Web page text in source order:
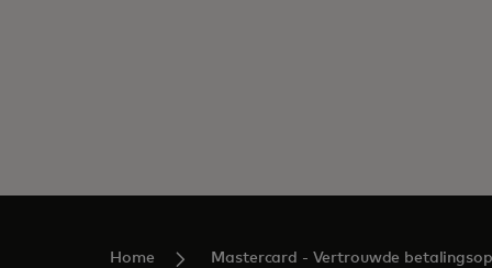
Home Mastercard - Vertrouwde